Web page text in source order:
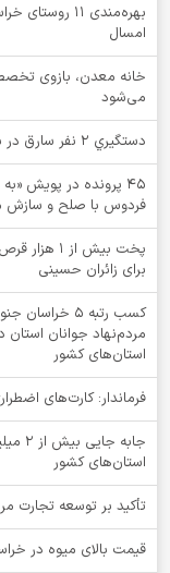
بهره‌مندی ۱۱
امسال
خانه معدن، بازوی
می‌شود
دستگيري 2 نفر سارق در بشرويه
۴۵ پرونده در پویش
فردوس با صلح و سازش
پخت بیش
برای زائران حسینی
کسب رتبه ۵
مردم‌نهاد جوانان استان
استان‌های کشور
فرماندار: کارت‌های
استان‌های کشور
تأکید بر توسعه تجارت
قیمت بالای میوه در